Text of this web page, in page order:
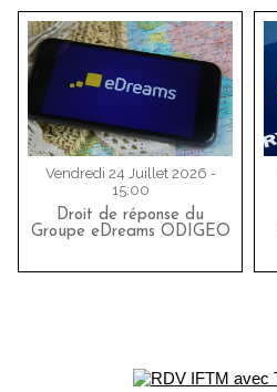
Vendredi 24 Juillet 2026 -
15:00
Droit de réponse du
Groupe eDreams ODIGEO